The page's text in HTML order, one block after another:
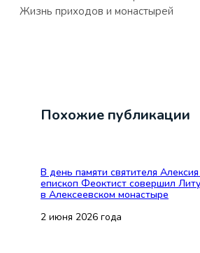
Жизнь приходов и монастырей
Похожие публикации
В день памяти святителя
епископ Феоктист совершил
в Алексеевском монастыре
2 июня 2026 года